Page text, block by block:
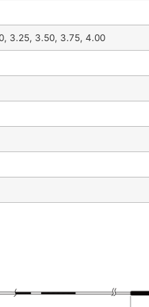
3.25, 3.50, 3.75, 4.00